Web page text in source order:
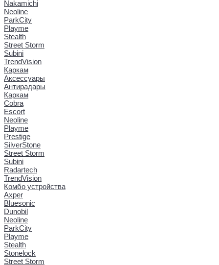
Nakamichi
Neoline
ParkCity
Playme
Stealth
Street Storm
Subini
TrendVision
Каркам
Аксессуары
Антирадары
Каркам
Cobra
Escort
Neoline
Playme
Prestige
SilverStone
Street Storm
Subini
Radartech
TrendVision
Комбо устройства
Axper
Bluesonic
Dunobil
Neoline
ParkCity
Playme
Stealth
Stonelock
Street Storm